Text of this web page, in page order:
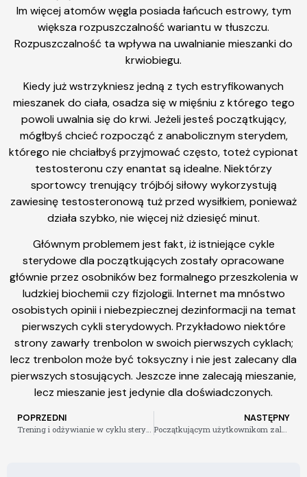
Im więcej atomów węgla posiada łańcuch estrowy, tym
większa rozpuszczalność wariantu w tłuszczu.
Rozpuszczalność ta wpływa na uwalnianie mieszanki do
krwiobiegu.
Kiedy już wstrzykniesz jedną z tych estryfikowanych
mieszanek do ciała, osadza się w mięśniu z którego tego
powoli uwalnia się do krwi. Jeżeli jesteś początkujący,
mógłbyś chcieć rozpocząć z anabolicznym sterydem,
którego nie chciałbyś przyjmować często, toteż cypionat
testosteronu czy enantat są idealne. Niektórzy
sportowcy trenujący trójbój siłowy wykorzystują
zawiesinę testosteronową tuż przed wysiłkiem, ponieważ
działa szybko, nie więcej niż dziesięć minut.
Głównym problemem jest fakt, iż istniejące cykle
sterydowe dla początkujących zostały opracowane
głównie przez osobników bez formalnego przeszkolenia w
ludzkiej biochemii czy fizjologii. Internet ma mnóstwo
osobistych opinii i niebezpiecznej dezinformacji na temat
pierwszych cykli sterydowych. Przykładowo niektóre
strony zawarły trenbolon w swoich pierwszych cyklach;
lecz trenbolon może być toksyczny i nie jest zalecany dla
pierwszych stosujących. Jeszcze inne zalecają mieszanie,
lecz mieszanie jest jedynie dla doświadczonych.
POPRZEDNI NASTĘPNY